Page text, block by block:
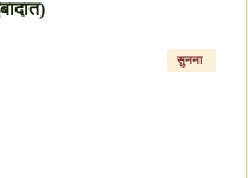
सुनना